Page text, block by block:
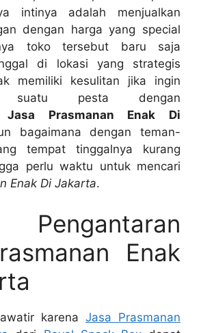
intinya adalah menjualkan
dengan harga yang special
toko tersebut baru saja
di lokasi yang strategis
memiliki kesulitan jika ingin
suatu pesta dengan
Jasa Prasmanan Enak Di
bagaimana dengan teman-
tempat tinggalnya kurang
perlu waktu untuk mencari
Enak Di Jakarta.
Pengantaran
Enak
karena Jasa Prasmanan